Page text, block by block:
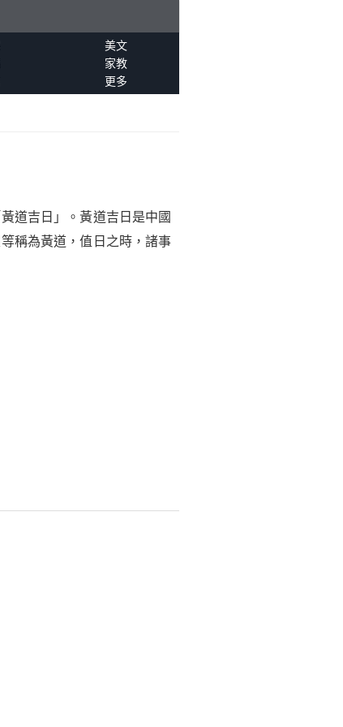
美文
家教
更多
道吉日」。黃道吉日是中國
稱為黃道，值日之時，諸事